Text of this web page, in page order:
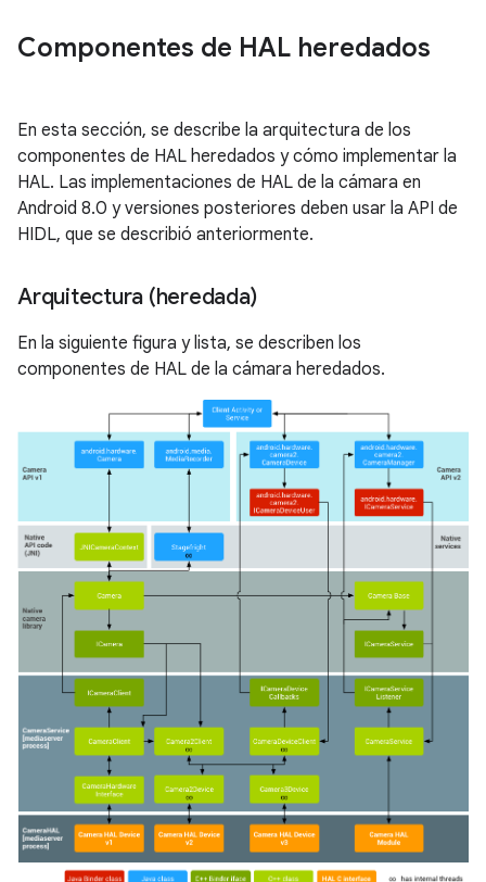
Componentes de HAL heredados
En esta sección, se describe la arquitectura de los
componentes de HAL heredados y cómo implementar la
HAL. Las implementaciones de HAL de la cámara en
Android 8.0 y versiones posteriores deben usar la API de
HIDL, que se describió anteriormente.
Arquitectura (heredada)
En la siguiente figura y lista, se describen los
componentes de HAL de la cámara heredados.